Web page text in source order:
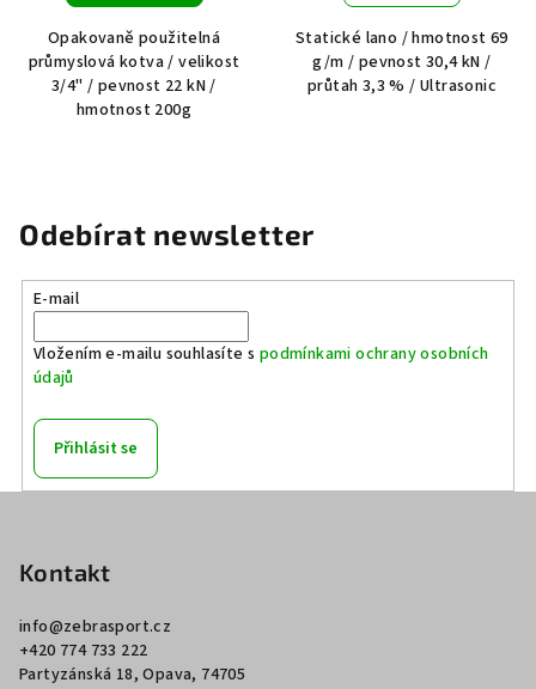
Opakovaně použitelná
průmyslová kotva / velikost
3/4" / pevnost 22 kN /
hmotnost 200g
Statické lano / hmotnost 69
g/m / pevnost 30,4 kN /
průtah 3,3 % / Ultrasonic
Odebírat newsletter
E-mail
Vložením e-mailu souhlasíte s podmínkami ochrany osobních
údajů
Přihlásit se
Kontakt
info@zebrasport.cz
+420 774 733 222
Partyzánská 18, Opava, 74705